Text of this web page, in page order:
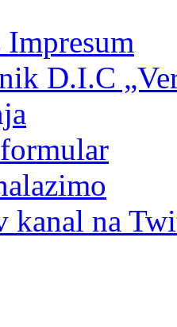
Impresum
D.I.C
kanal na